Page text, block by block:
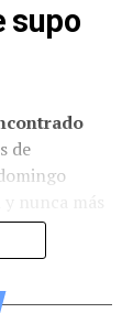
supo
de
. El cuerpo